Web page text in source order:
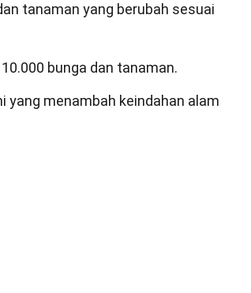
tanaman yang berubah sesuai
bunga dan tanaman.
yang menambah keindahan alam